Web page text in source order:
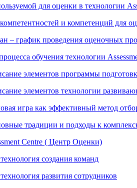
для оценки в технологии
и компетенций для
– график проведения оценочных
обучения технологии
элементов программы
элементов технологии
игра как эффективный метод
традиции и подходы к
Centre ( Центр Оценки)
создания команд
развития сотрудников